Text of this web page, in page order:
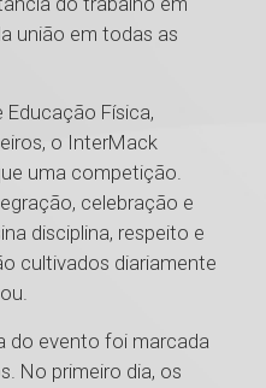
união em todas as
Física,
o InterMack
uma competição.
celebração e
disciplina, respeito e
cultivados diariamente
do evento foi marcada
No primeiro dia, os